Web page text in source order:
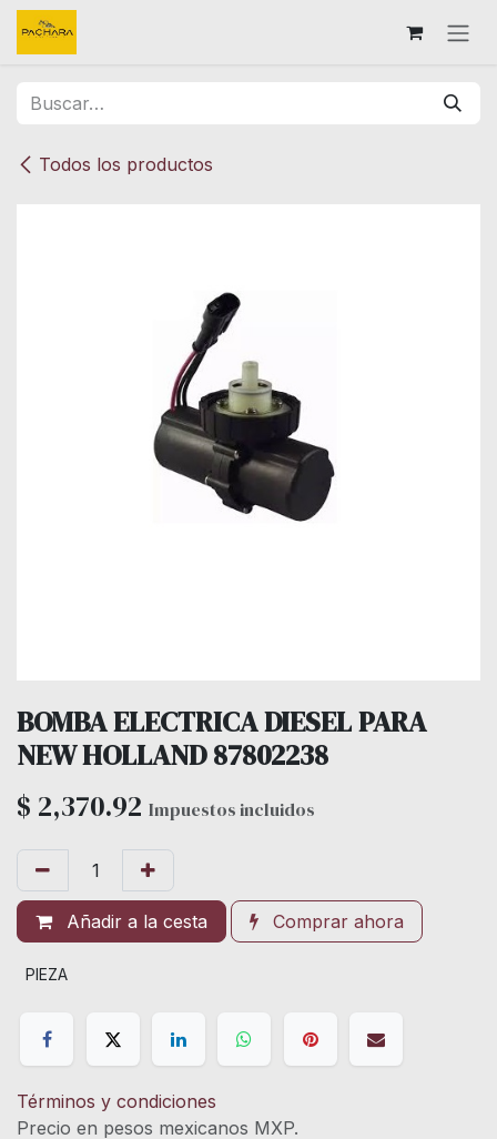
Ir al contenido
Todos los productos
BOMBA ELECTRICA DIESEL PARA
NEW HOLLAND 87802238
$ 2,370.92 Impuestos incluidos
Añadir a la cesta Comprar ahora
PIEZA
Términos y condiciones
Precio en pesos mexicanos MXP.